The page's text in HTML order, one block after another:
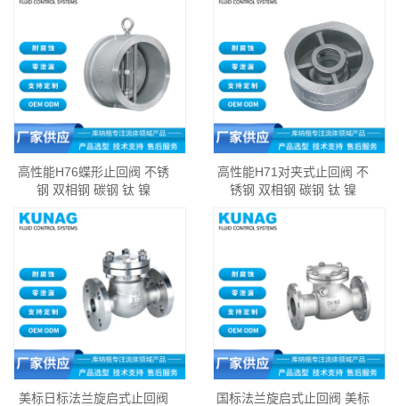
高性能H76蝶形止回阀 不锈
钢 双相钢 碳钢 钛 镍
高性能H71对夹式止回阀 不
锈钢 双相钢 碳钢 钛 镍
美标日标法兰旋启式止回阀
国标法兰旋启式止回阀 美标